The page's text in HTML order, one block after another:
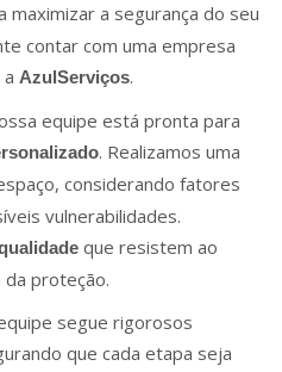
maximizar a segurança do seu
contar com uma empresa
AzulServiços.
equipe está pronta para
. Realizamos uma
considerando fatores
vulnerabilidades.
que resistem ao
proteção.
segue rigorosos
que cada etapa seja